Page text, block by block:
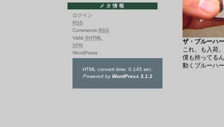
ザ・ブルーハ
これ、も入荷。
僕も持ってる
動くブルーハ
メタ情報
ログイン
RSS
Comments RSS
Valid XHTML
XFN
WordPress
HTML convert time: 0.145 sec.
Powered byWordPress 3.1.2